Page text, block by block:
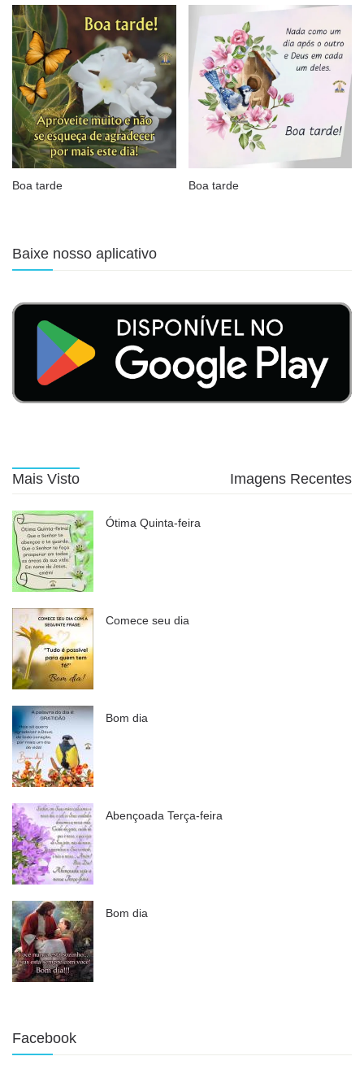
Boa tarde Boa tarde
Baixe nosso aplicativo
Mais Visto Imagens Recentes
Ótima Quinta-feira
Comece seu dia
Bom dia
Abençoada Terça-feira
Bom dia
Facebook